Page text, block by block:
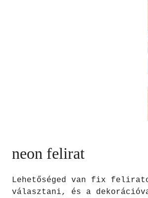
neon felirat
Lehetőséged van fix
választani, és a